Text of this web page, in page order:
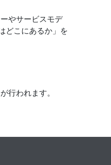
やサービスモデ
どこにあるか」を
行われます。